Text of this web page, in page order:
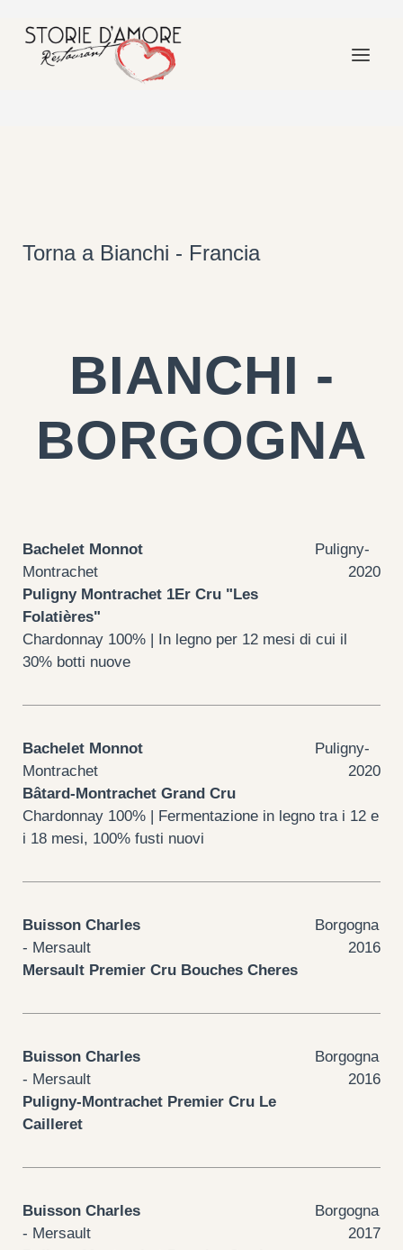
Torna a Bianchi - Francia
BIANCHI -
BORGOGNA
Bachelet Monnot
Puligny-
Montrachet
2020
Puligny Montrachet 1Er Cru "Les
Folatières"
Chardonnay 100% | In legno per 12 mesi di cui il
30% botti nuove
Bachelet Monnot
Puligny-
Montrachet
2020
Bâtard-Montrachet Grand Cru
Chardonnay 100% | Fermentazione in legno tra i 12 e
i 18 mesi, 100% fusti nuovi
Buisson Charles
Borgogna
- Mersault
2016
Mersault Premier Cru Bouches Cheres
Buisson Charles
Borgogna
- Mersault
2016
Puligny-Montrachet Premier Cru Le
Cailleret
Buisson Charles
Borgogna
- Mersault
2017